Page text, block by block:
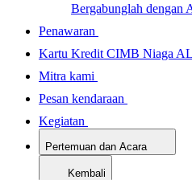
Bergabunglah
Penawaran
Kartu Kredit CIMB Niaga
Mitra kami
Pesan kendaraan
Kegiatan
Pertemuan dan Acara
Kembali